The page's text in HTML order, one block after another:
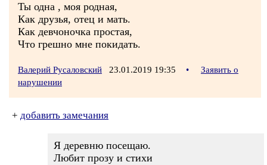
Ты одна , моя родная,
Как друзья, отец и мать.
Как девчоночка простая,
Что грешно мне покидать.
Валерий Русаловский 23.01.2019 19:35 •
Заявить о
нарушении
+ добавить замечания
Я деревню посещаю.
Любит прозу и стихи